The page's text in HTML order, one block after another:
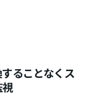
ることなくス